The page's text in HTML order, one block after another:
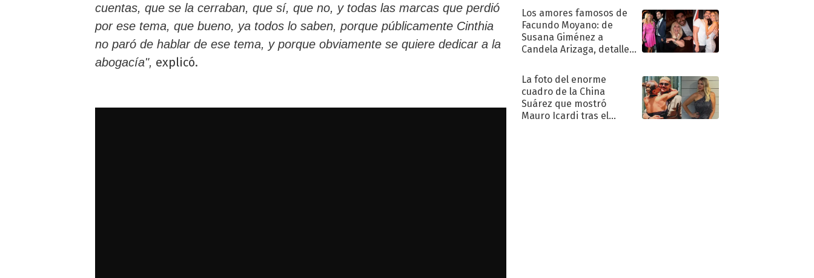
cuentas, que se la cerraban, que sí, que no, y todas las marcas que perdió
por ese tema, que bueno, ya todos lo saben, porque públicamente Cinthia
no paró de hablar de ese tema, y porque obviamente se quiere dedicar a la
abogacía", explicó.
Los amores famosos de
Facundo Moyano: de
Susana Giménez a
Candela Arizaga, detalles
sentimental
La foto del enorme
cuadro de la China
Suárez que mostró
Mauro Icardi tras el